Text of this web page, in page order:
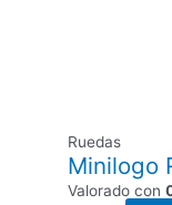
Ruedas
Minilogo
Valorado con